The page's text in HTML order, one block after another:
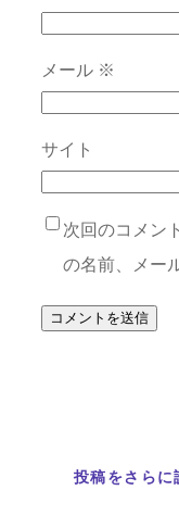
メール ※
サイト
次回のコメン
の名前、メー
投稿をさらに